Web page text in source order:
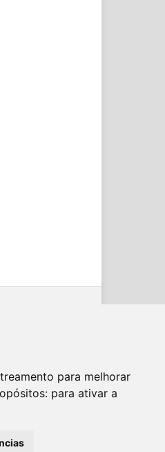
para melhorar
para ativar a